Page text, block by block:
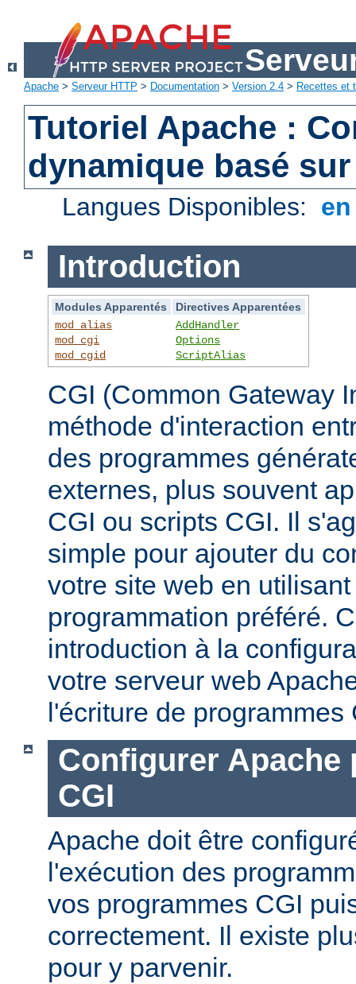
Apache > Serveur HTTP > Documentation > Version 2.4 > Recettes et
Tutoriel Apache :
dynamique basé sur
Langues Disponibles:
Introduction
Modules Apparentés
Directives Apparentées
mod_alias
mod_cgi
mod_cgid
AddHandler
Options
ScriptAlias
CGI (Common Gateway
méthode d'interaction
des programmes
externes, plus souvent
CGI ou scripts CGI. Il
simple pour ajouter du
votre site web en
programmation préféré.
introduction à la
votre serveur web
l'écriture de programmes
Configurer Apache
CGI
Apache doit être
l'exécution des
vos programmes CGI
correctement. Il existe
pour y parvenir.